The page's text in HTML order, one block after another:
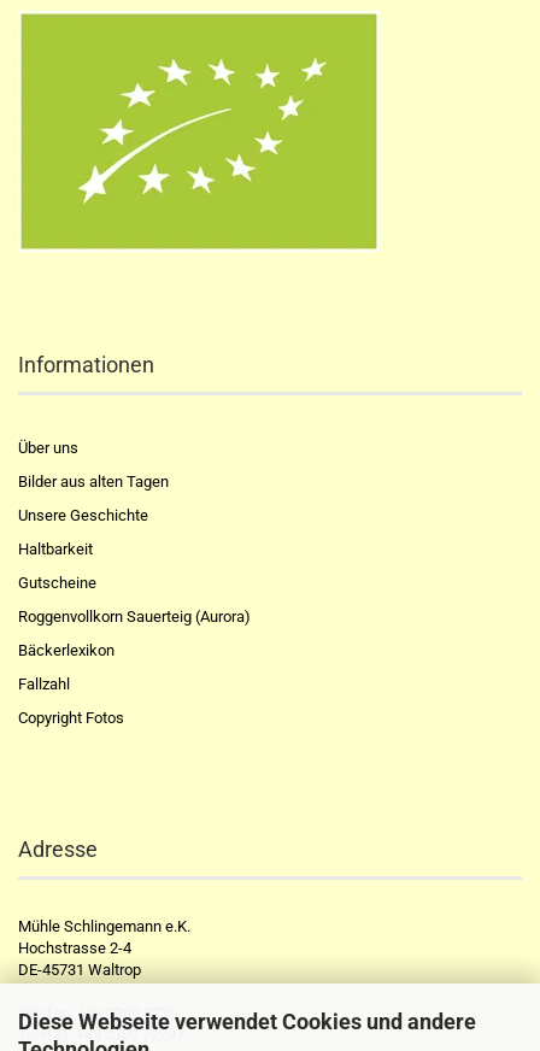
Diese Webseite verwendet Cookies und andere
Informationen
Über uns
Bilder aus alten Tagen
Unsere Geschichte
Haltbarkeit
Gutscheine
Roggenvollkorn Sauerteig (Aurora)
Bäckerlexikon
Fallzahl
Copyright Fotos
Adresse
Mühle Schlingemann e.K.
Hochstrasse 2-4
DE-45731 Waltrop
Telefon: +49 2309 2776
Telefax: +49 2309 72297